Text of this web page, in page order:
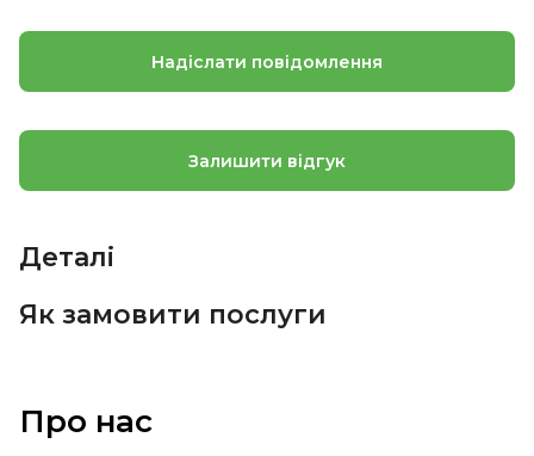
Про нас
Надіслати повідомлення
Залишити відгук
Деталі
Як замовити послуги